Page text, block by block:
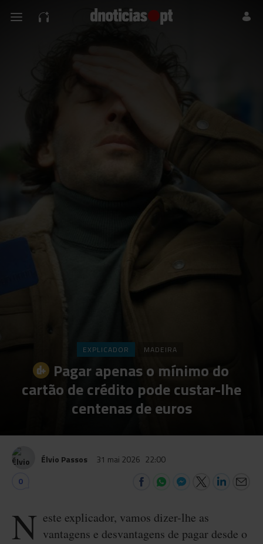
EXPLICADOR MADEIRA
Pagar apenas o mínimo do
cartão de crédito pode custar-lhe
centenas de euros
Élvio Passos 31 mai 2026 22:00
0
N este explicador, vamos dizer-lhe as
vantagens e desvantagens de pagar desde o